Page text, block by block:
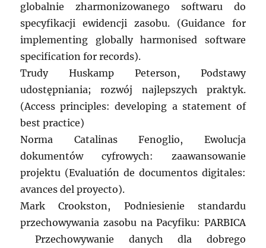
globalnie zharmonizowanego softwaru do
specyfikacji ewidencji zasobu. (Guidance for
implementing globally harmonised software
specification for records).
Trudy Huskamp Peterson, Podstawy
udostępniania; rozwój najlepszych praktyk.
(Access principles: developing a statement of
best practice)
Norma Catalinas Fenoglio, Ewolucja
dokumentów cyfrowych: zaawansowanie
projektu (Evaluatión de documentos digitales:
avances del proyecto).
Mark Crookston, Podniesienie standardu
przechowywania zasobu na Pacyfiku: PARBICA
Przechowywanie danych dla dobrego